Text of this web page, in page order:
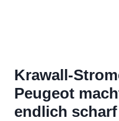
Krawall-
Peugeot
endlich scharf